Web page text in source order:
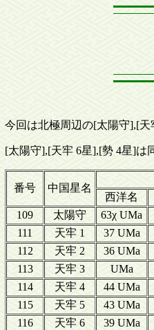
今回は北極周辺の[太陽守],[天
[太陽守],[天牢 6星],[勢 4星]は
番号 中国星名
西洋名
109
太陽守 63χ UMa
111
天牢 1 37 UMa
112
天牢 2 36 UMa
113
天牢 3 UMa
114
天牢 4 44 UMa
115
天牢 5 43 UMa
116
天牢 6 39 UMa